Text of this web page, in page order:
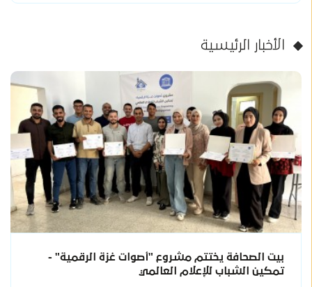
الأخبار الرئيسية
بيت الصحافة يختتم مشروع "أصوات غزة الرقمية" -
تمكين الشباب للإعلام العالمي